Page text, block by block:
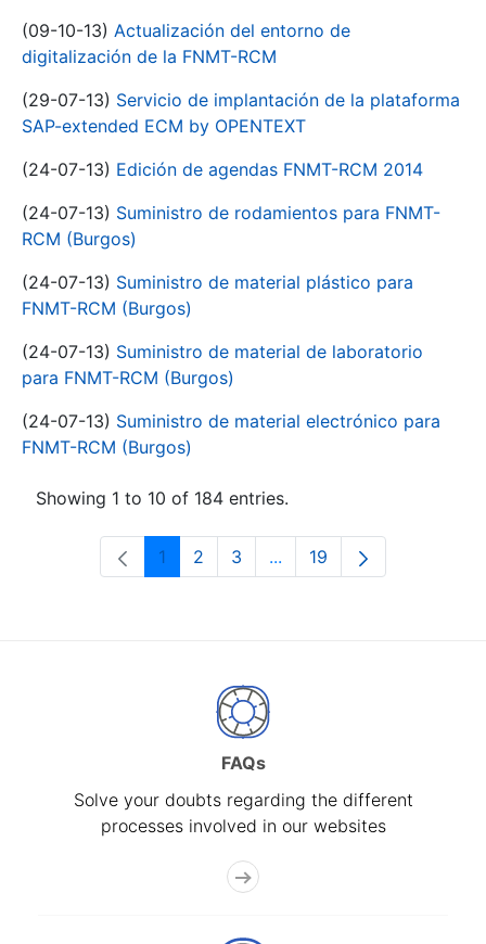
(09-10-13) Actualización del entorno de
digitalización de la FNMT-RCM
(29-07-13) Servicio de implantación de la plataforma
SAP-extended ECM by OPENTEXT
(24-07-13) Edición de agendas FNMT-RCM 2014
(24-07-13) Suministro de rodamientos para FNMT-
RCM (Burgos)
(24-07-13) Suministro de material plástico para
FNMT-RCM (Burgos)
(24-07-13) Suministro de material de laboratorio
para FNMT-RCM (Burgos)
(24-07-13) Suministro de material electrónico para
FNMT-RCM (Burgos)
Showing 1 to 10 of 184 entries.
Page
1 Page
2 Page
3 ...Intermediate Pages Use
Page
19
FAQs
Solve your doubts regarding the different
processes involved in our websites